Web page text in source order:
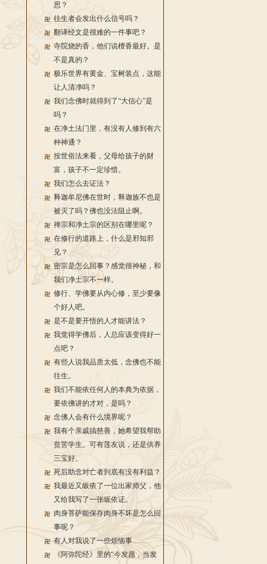
思？
往生者会发出什么信号吗？
翻译经文是很难的一件事吧？
寺院烧的香，他们说檀香最好。是
不是真的？
极乐世界有黄金、宝树装点，这能
让人清净吗？
我们念佛时就得到了“大信心”是
吗？
在净土法门里，有没有人修到有六
种神通？
按世俗法来看，父母给孩子的财
富，孩子不一定珍惜。
我们怎么去证法？
释迦牟尼佛在世时，释迦族不也是
被灭了吗？佛也没法阻止啊。
禅宗和净土宗的区别在哪里呢？
在修行的道路上，什么是邪知邪
见？
密宗是怎么回事？感觉很神秘，和
我们净土宗不一样。
修行、学佛要从内心修，至少要像
个好人吧。
是不是要开悟的人才能讲法？
我觉得学佛后，人总应该变得好一
点吧？
有些人说我品质太低，念佛也不能
往生。
我们不能依任何人的本典为依据，
要依佛讲的才对，是吗？
念佛人会有什么境界呢？
我有个亲戚搞慈善，她希望我帮助
贫苦学生。可有莲友说，还是供养
三宝好。
死后助念对亡者到底有没有利益？
我最近又皈依了一位出家师父，他
又给我写了一张皈依证。
肉身菩萨能保存肉身不坏是怎么回
事呢？
有人对我说了一些烦恼事……
《阿弥陀经》里的“今发愿，当发